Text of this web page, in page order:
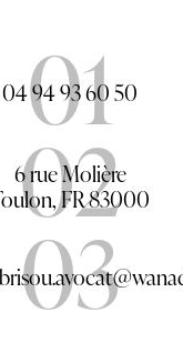
01
04 94 93 60 50
02
6 rue Molière
FR 83000
03